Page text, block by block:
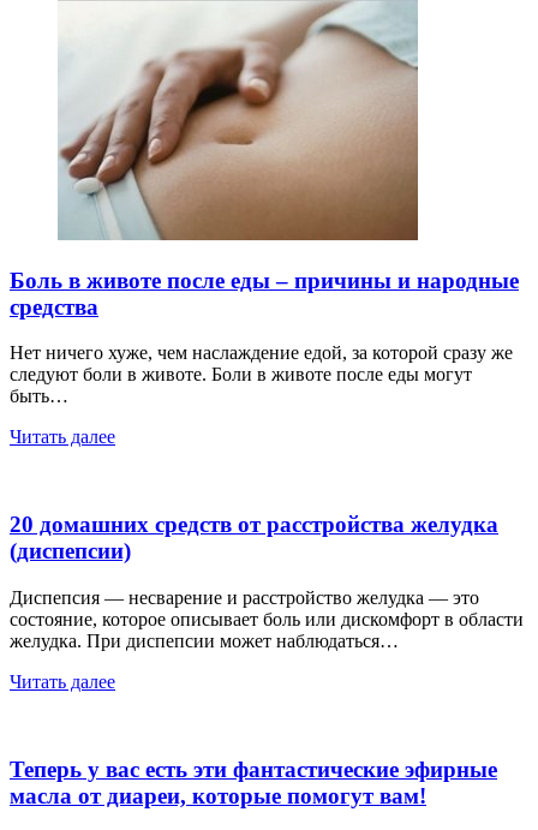
Боль в животе после еды – причины и народные
средства
Нет ничего хуже, чем наслаждение едой, за которой сразу же
следуют боли в животе. Боли в животе после еды могут
быть…
Читать далее
20 домашних средств от расстройства желудка
(диспепсии)
Диспепсия — несварение и расстройство желудка — это
состояние, которое описывает боль или дискомфорт в области
желудка. При диспепсии может наблюдаться…
Читать далее
Теперь у вас есть эти фантастические эфирные
масла от диареи, которые помогут вам!